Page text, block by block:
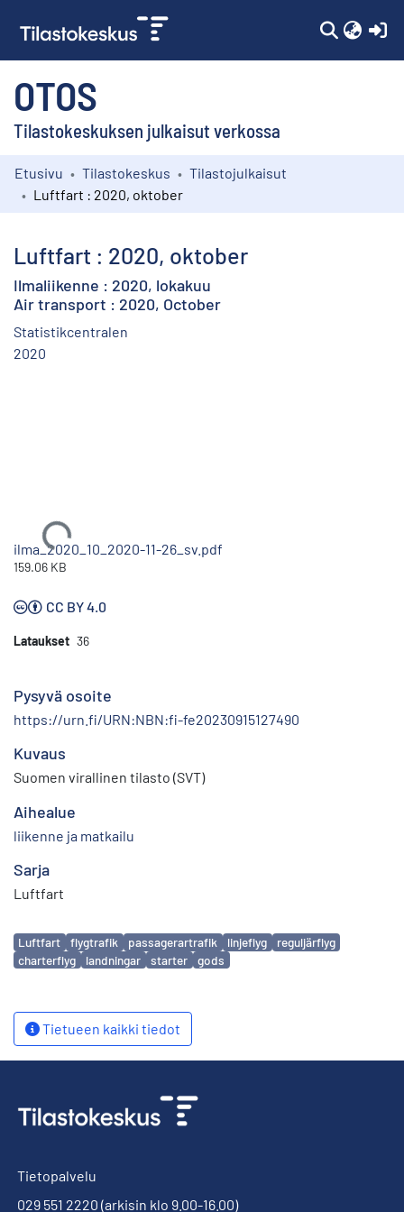
OTOS
Tilastokeskuksen julkaisut verkossa
Kokoelmat
Etusivu Tilastokeskus
Tilastojulkaisut
Luftfart : 2020, oktober
Luftfart : 2020, oktober
Ilmaliikenne : 2020, lokakuu
Air transport : 2020, October
Statistikcentralen
2020
Ladataan...
ilma_2020_10_2020-11-26_sv.pdf
159.06 KB
CC BY 4.0
Lataukset 36
Pysyvä osoite
https://urn.fi/URN:NBN:fi-fe20230915127490
Kuvaus
Suomen virallinen tilasto (SVT)
Aihealue
liikenne ja matkailu
Sarja
Luftfart
Avainsanat
Luftfart flygtrafik passagerartrafik linjeflyg
reguljärflyg
charterflyg
landningar starter gods
Tietueen kaikki tiedot
Tietopalvelu
029 551 2220 (arkisin klo 9.00-16.00)